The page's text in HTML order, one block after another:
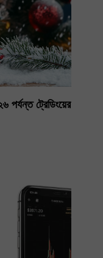
ট্রেডিংয়ের